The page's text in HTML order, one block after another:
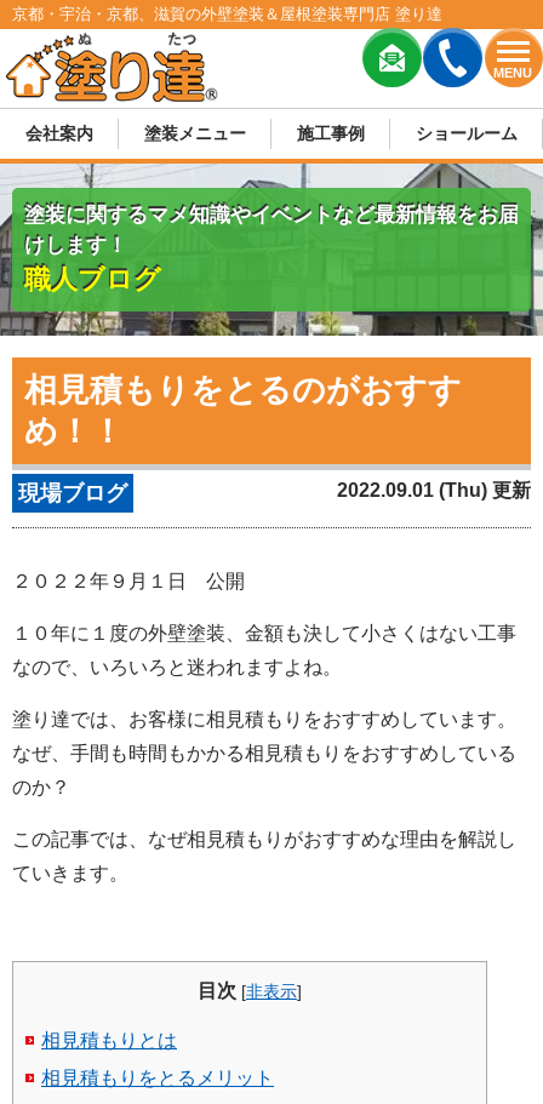
MENU
京都・宇治・京都、滋賀の外壁塗装＆屋根塗装専門店 塗り達
会社案内 塗装メニュー 施工事例 ショールーム
塗装に関するマメ知識やイベントなど最新情報をお届
けします！
職人ブログ
相見積もりをとるのがおすす
め！！
現場ブログ 2022.09.01 (Thu) 更新
２０２２年９月１日 公開
１０年に１度の外壁塗装、金額も決して小さくはない工事
なので、いろいろと迷われますよね。
塗り達では、お客様に相見積もりをおすすめしています。
なぜ、手間も時間もかかる相見積もりをおすすめしている
のか？
この記事では、なぜ相見積もりがおすすめな理由を解説し
ていきます。
目次 [非表示]
相見積もりとは
相見積もりをとるメリット